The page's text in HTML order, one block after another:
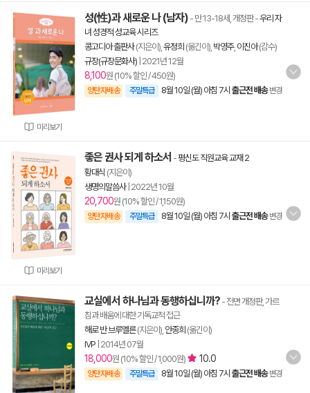
미리보기
성(性)과 새로운 나 (남자) - 만 13-18세, 개정판-우리 자
녀 성경적 성교육 시리즈
콩고디아 출판사(지은이), 유정희 (옮긴이), 박영주, 이진아(감수)
규장(규장문화사) 2021년 12월
8,100원 (10% 할인 / 450원)
양탄자배송 주말특급 8월 10일 (월) 아침 7시 출근전 배송 변경
미리보기
좋은 권사 되게 하소서 -평신도 직원교육 교재 2
황대식 (지은이)
생명의말씀사| 2022년 10월
20,700원 (10% 할인 / 1,150원)
양탄자배송 주말특급 8월 10일 (월) 아침 7시 출근전 배송 변경
교실에서 하나님과 동행하십니까? - 전면 개정판, 가르
침과 배움에 대한 기독교적 접근
해로 반 브루멜른(지은이), 안종희 (옮긴이)
IVP 2014년 07월
18,000원 (10% 할인 / 1,000원) 10.0
양탄자배송 주말특급 8월 10일 (월) 아침 7시 출근전 배송 변경